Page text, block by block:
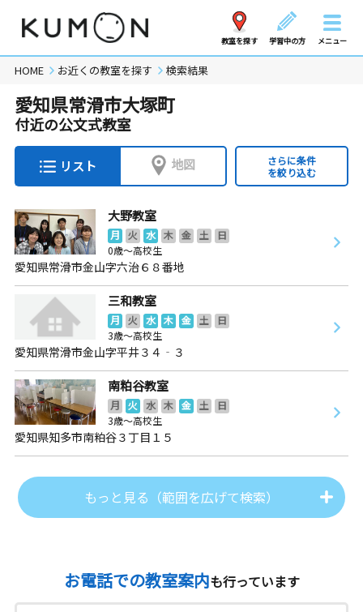
教室を探す 学習中の方 メニュー
HOME お近くの教室を探す 検索結果
愛知県常滑市大塚町
付近の公文式教室
リスト 地図
さらに条件
を絞り込む
大野教室
月 火 水 木 金 土
日
0歳～高校生
愛知県常滑市金山字六治６８番地
三和教室
月 火 水 木 金 土
日
3歳～高校生
愛知県常滑市金山字平井３４‐３
南粕谷教室
月 火 水 木 金 土
日
3歳～高校生
愛知県知多市南粕谷３丁目１５
もっと見る（範囲を広げて検索）
お電話での教室案内も行っています